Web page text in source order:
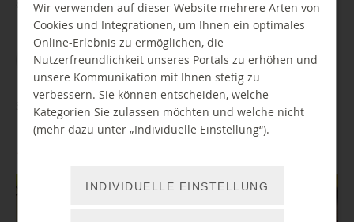
oder ein Hörspiel produzieren?
WEITER LESEN
Stop Motion - Mein erster eigener Film
Wir verwenden auf dieser Website mehrere Arten von
Cookies und Integrationen, um Ihnen ein optimales
Online-Erlebnis zu ermöglichen, die
Nutzerfreundlichkeit unseres Portals zu erhöhen und
unsere Kommunikation mit Ihnen stetig zu
verbessern. Sie können entscheiden, welche
Kategorien Sie zulassen möchten und welche nicht
(mehr dazu unter „Individuelle Einstellung“).
INDIVIDUELLE EINSTELLUNG